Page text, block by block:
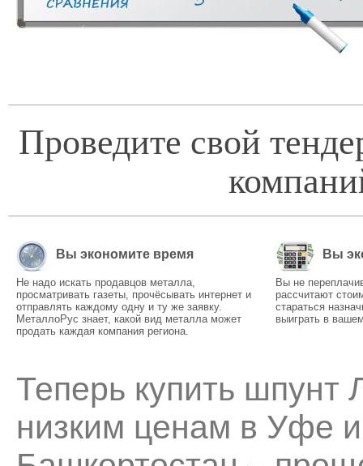
Проведите свой
Вы экономите время
Не надо искать продавцов металла,
просматривать газеты, прочёсывать интернет и
отправлять каждому одну и ту же заявку.
МеталлоРус знает, какой вид металла может
продать каждая компания региона.
Вы
Вы не
рассчитают
стараться
выиграть в
Теперь купить
низким ценам в Уфе